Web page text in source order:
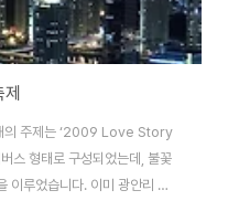
의 주제는 ‘2009 Love Story
스 형태로 구성되었는데, 불꽃
이루었습니다. 이미 광안리 일
..^^) 인파로 불꽃축제의 열기